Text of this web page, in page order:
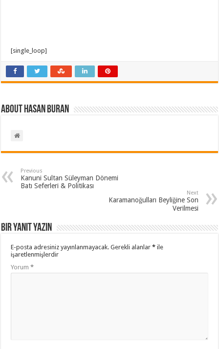
[single_loop]
About Hasan BURAN
Previous
Kanuni Sultan Süleyman Dönemi
Batı Seferleri & Politikası
Next
Karamanoğulları Beyliğine Son
Verilmesi
Bir yanıt yazın
E-posta adresiniz yayınlanmayacak. Gerekli alanlar* ile
işaretlenmişlerdir
Yorum*